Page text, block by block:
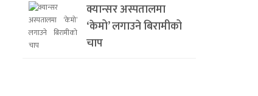
क्यान्सर अस्पतालमा
‘केमो’ लगाउने बिरामीको
चाप